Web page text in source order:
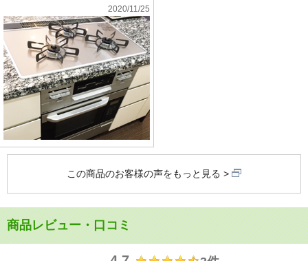
2020/11/25
この商品のお客様の声をもっと見る
商品レビュー・口コミ